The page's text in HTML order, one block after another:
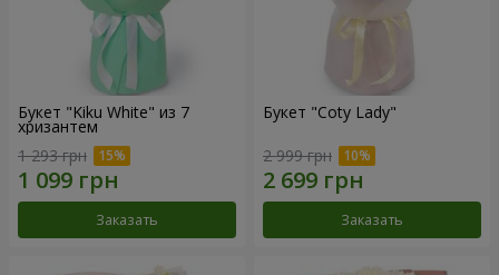
Букет "Kiku White" из 7
хризантем
1 293 грн
Заказать
Букет "Coty Lady"
2 999 грн
Заказать